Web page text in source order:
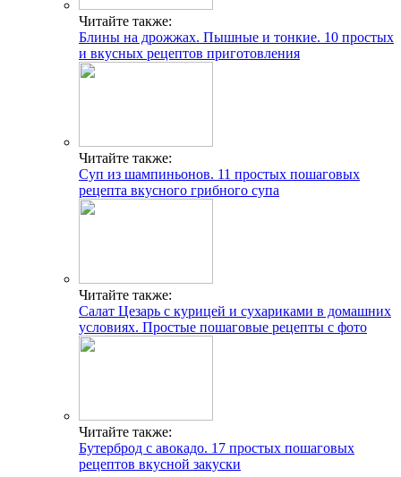
Читайте также:
Блины на дрожжах. Пышные и тонкие. 10 простых
и вкусных рецептов приготовления
Читайте также:
Суп из шампиньонов. 11 простых пошаговых
рецепта вкусного грибного супа
Читайте также:
Салат Цезарь с курицей и сухариками в домашних
условиях. Простые пошаговые рецепты с фото
Читайте также:
Бутерброд с авокадо. 17 простых пошаговых
рецептов вкусной закуски